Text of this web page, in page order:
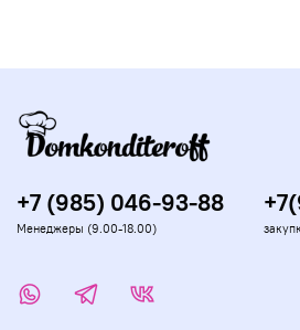
+7 (985) 046-93-88
Менеджеры (9.00-18.00)